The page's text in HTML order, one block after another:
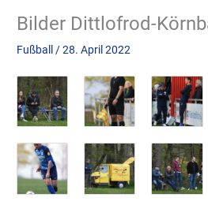
Bilder Dittlofrod-
Fußball /28. April 2022